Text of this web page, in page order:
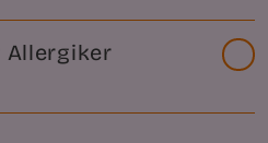
Allergiker